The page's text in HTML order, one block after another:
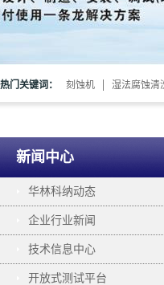
热门关键词： 刻蚀机 湿法腐蚀清
新闻中心
华林科纳动态
企业行业新闻
技术信息中心
开放式测试平台